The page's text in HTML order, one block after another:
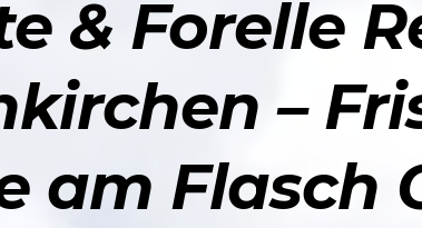
& Forelle
–
am Flasch